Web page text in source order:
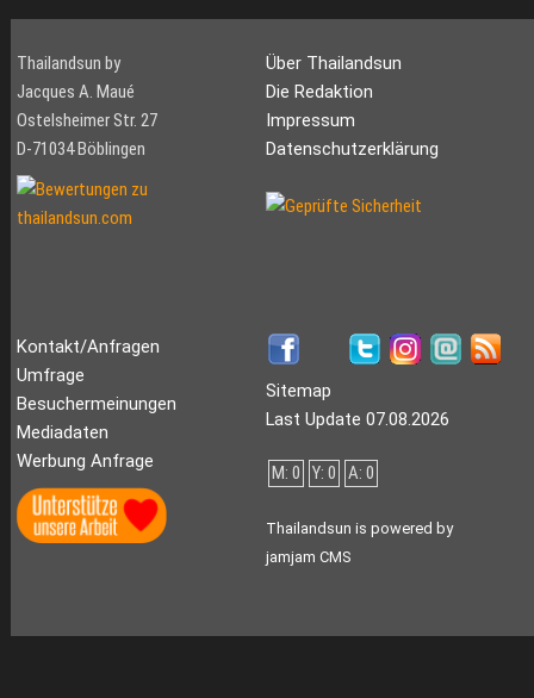
Thailandsun by
Jacques A. Maué
Ostelsheimer Str. 27
D-71034 Böblingen
Über Thailandsun
Die Redaktion
Impressum
Datenschutzerklärung
Kontakt/Anfragen
Umfrage
Besuchermeinungen
Mediadaten
Werbung Anfrage
Sitemap
Last Update 07.08.2026
M: 0 Y: 0 A: 0
Thailandsun is powered by
jamjam CMS